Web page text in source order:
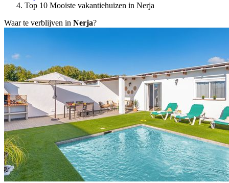
Top 10 Mooiste vakantiehuizen in Nerja
Waar te verblijven in Nerja?